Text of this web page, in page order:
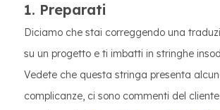
1. Preparati
Diciamo che stai correggendo una
su un progetto e ti imbatti in stringhe
Vedete che questa stringa presenta
complicanze, ci sono commenti del